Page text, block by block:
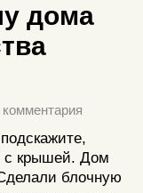
дома
комментария
с крышей. Дом
блочную